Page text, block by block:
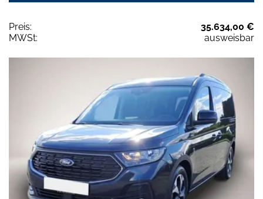
Preis:
35.634,00 €
MWSt:
ausweisbar